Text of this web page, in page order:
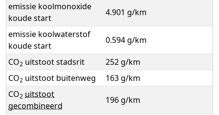
emissie koolmonoxide
koude start
4.901 g/km
emissie koolwaterstof
koude start
0.594 g/km
CO2 uitstoot stadsrit
252 g/km
CO2 uitstoot buitenweg
163 g/km
CO2 uitstoot
gecombineerd
196 g/km